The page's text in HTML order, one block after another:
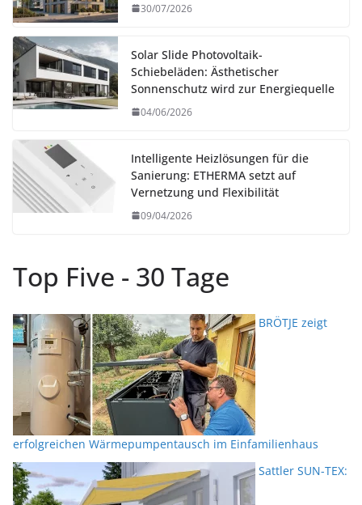
30/07/2026
Solar Slide Photovoltaik-
Schiebeläden: Ästhetischer
Sonnenschutz wird zur Energiequelle
04/06/2026
Intelligente Heizlösungen für die
Sanierung: ETHERMA setzt auf
Vernetzung und Flexibilität
09/04/2026
Top Five - 30 Tage
BRÖTJE zeigt
erfolgreichen Wärmepumpentausch im Einfamilienhaus
Sattler SUN-TEX: